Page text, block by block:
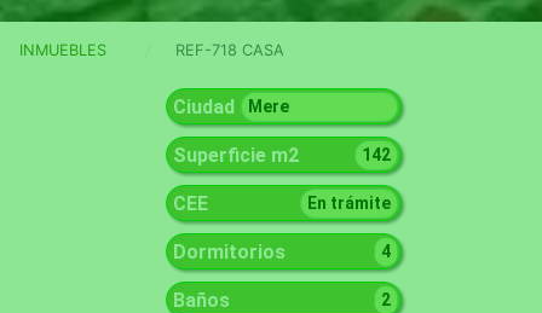
INMUEBLES REF-718 CASA
Ciudad Mere
Superficie m2 142
CEE En trámite
Dormitorios 4
Baños 2